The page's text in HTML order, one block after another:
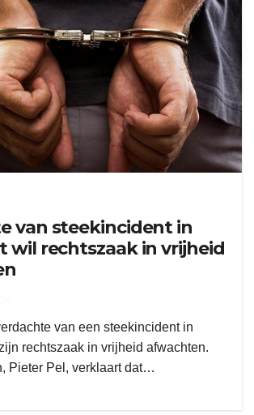
van steekincident in
wil rechtszaak in vrijheid
van een steekincident in
rechtszaak in vrijheid afwachten.
Pieter Pel, verklaart dat…